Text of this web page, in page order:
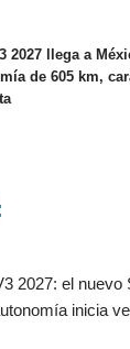
2027 llega a
de 605 km,
2027: el nuevo
inicia